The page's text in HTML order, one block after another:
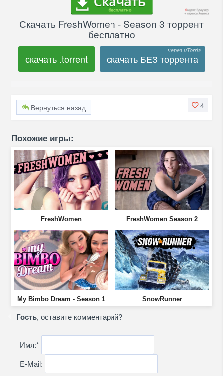
Скачать FreshWomen - Season 3 торрент
бесплатно
скачать .torrent скачать БЕЗ торрента
4
Вернуться назад
Похожие игры:
FreshWomen FreshWomen Season 2
My Bimbo Dream - Season 1 SnowRunner
Гость, оставите комментарий?
Имя:*
E-Mail: